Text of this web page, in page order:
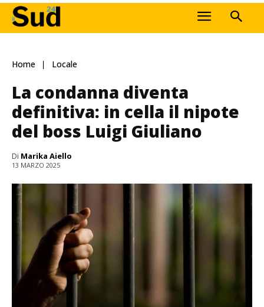
Home Locale
La condanna diventa
definitiva: in cella il nipote
del boss Luigi Giuliano
Di Marika Aiello
13 MARZO 2025